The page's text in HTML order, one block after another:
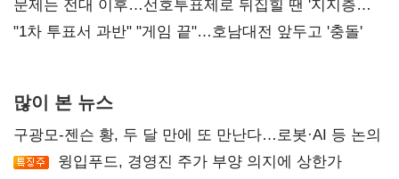
4만278명
문제는 전대 이후…선호투표제로 뒤집힐 땐 '지지층
불복'
"1차 투표서 과반" "게임 끝"…호남대전 앞두고 '충돌'
많이 본 뉴스
구광모-젠슨 황, 두 달 만에 또 만난다…로봇·AI 등 논의
윙입푸드, 경영진 주가 부양 의지에 상한가